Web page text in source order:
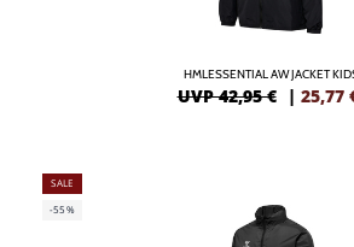
HMLESSENTIAL AW JACKET
UVP 42,95 € | 25,77
SALE
-55%